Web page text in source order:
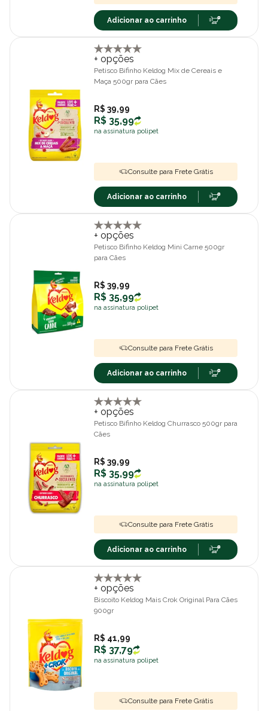
Adicionar ao carrinho
+ opções
Petisco Bifinho Keldog Mix de Cereais e
Maça 500gr para Cães
R$ 39,99
R$ 35,99
na assinatura polipet
Consulte para Frete Grátis
Adicionar ao carrinho
+ opções
Petisco Bifinho Keldog Mini Carne 500gr
para Cães
R$ 39,99
R$ 35,99
na assinatura polipet
Consulte para Frete Grátis
Adicionar ao carrinho
+ opções
Petisco Bifinho Keldog Churrasco 500gr para
Cães
R$ 39,99
R$ 35,99
na assinatura polipet
Consulte para Frete Grátis
Adicionar ao carrinho
+ opções
Biscoito Keldog Mais Crok Original Para Cães
900gr
R$ 41,99
R$ 37,79
na assinatura polipet
Consulte para Frete Grátis